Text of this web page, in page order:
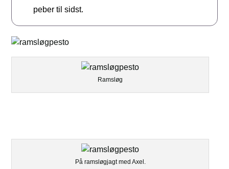
peber til sidst.
Ramsløg
På ramsløgjagt med Axel.